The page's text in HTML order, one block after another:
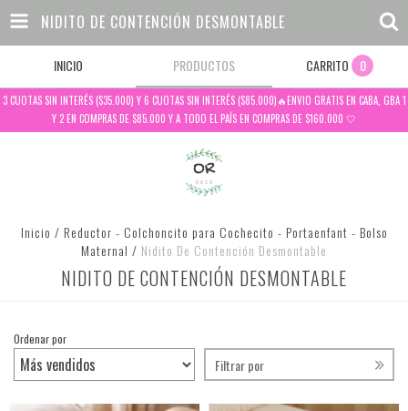
NIDITO DE CONTENCIÓN DESMONTABLE
INICIO PRODUCTOS CARRITO 0
3 CUOTAS SIN INTERÉS ($35.000) Y 6 CUOTAS SIN INTERÉS ($85.000)🔥ENVIO GRATIS EN CABA, GBA 1
Y 2 EN COMPRAS DE $85.000 Y A TODO EL PAÍS EN COMPRAS DE $160.000 🤍
Inicio / Reductor - Colchoncito para Cochecito - Portaenfant - Bolso
Maternal / Nidito De Contención Desmontable
NIDITO DE CONTENCIÓN DESMONTABLE
Ordenar por
Filtrar por